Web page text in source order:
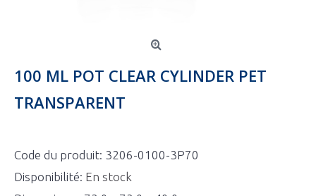
100 ML POT CLEAR CYLINDER PET
TRANSPARENT
Code du produit: 3206-0100-3P70
Disponibilité: En stock